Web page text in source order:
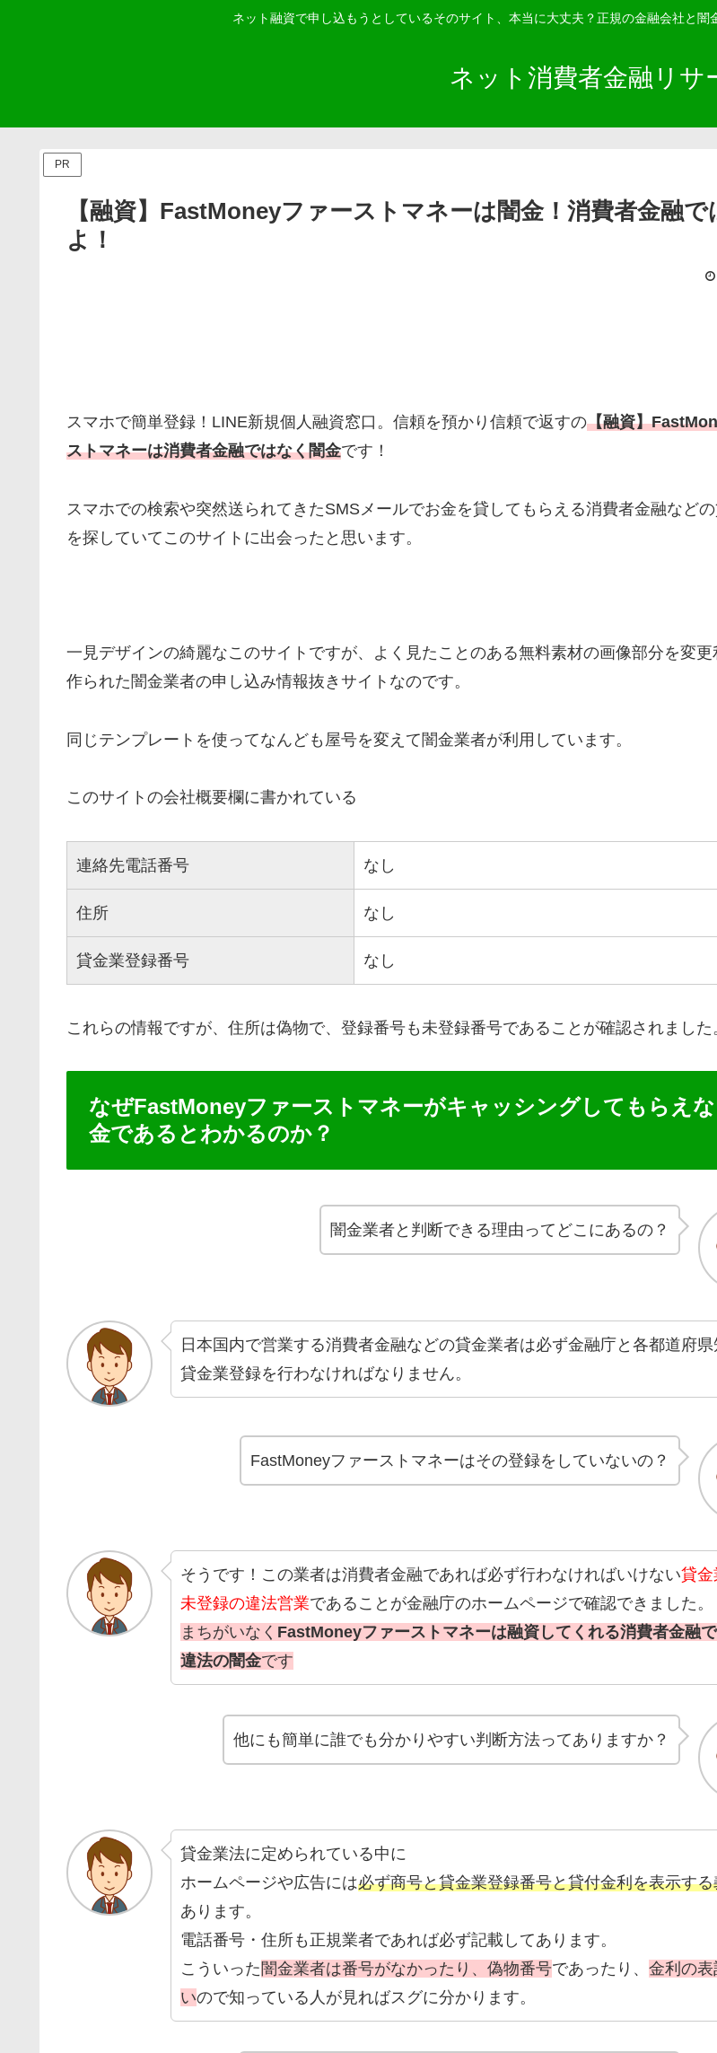
ネット融資で申し込もうとしているそのサイト、本当に大丈夫？正規の金融会社と闇
ネット消費者金融リサ
PR
【融資】FastMoneyファーストマネーは闇金！消費者金融で
よ！
スマホで簡単登録！LINE新規個人融資窓口。信頼を預かり信頼で返すの【融資】
ストマネーは消費者金融ではなく闇金です！
スマホでの検索や突然送られてきたSMSメールでお金を貸してもらえる消費者金融など
を探していてこのサイトに出会ったと思います。
一見デザインの綺麗なこのサイトですが、よく見たことのある無料素材の画像部分を変更
作られた闇金業者の申し込み情報抜きサイトなのです。
同じテンプレートを使ってなんども屋号を変えて闇金業者が利用しています。
このサイトの会社概要欄に書かれている
連絡先電話番号 なし
住所 なし
貸金業登録番号 なし
これらの情報ですが、住所は偽物で、登録番号も未登録番号であることが確認されました
なぜFastMoneyファーストマネーがキャッシングしてもらえ
金であるとわかるのか？
闇金業者と判断できる理由ってどこにあるの？
日本国内で営業する消費者金融などの貸金業者は必ず金融庁と各都道府県
貸金業登録を行わなければなりません。
FastMoneyファーストマネーはその登録をしていないの？
そうです！この業者は消費者金融であれば必ず行わなければいけない貸金
未登録の違法営業であることが金融庁のホームページで確認できました。
まちがいなく FastMoneyファーストマネーは融資してくれる消費者金融で
違法の闇金です
他にも簡単に誰でも分かりやすい判断方法ってありますか？
貸金業法に定められている中に
ホームページや広告には必ず商号と貸金業登録番号と貸付金利を表示する
あります。
電話番号・住所も正規業者であれば必ず記載してあります。
こういった 闇金業者は番号がなかったり、偽物番号であったり、 金利の
いので知っている人が見ればスグに分かります。